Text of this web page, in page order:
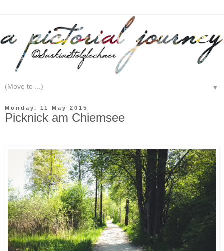
▼
Monday, 11 May 2015
Picknick am Chiemsee